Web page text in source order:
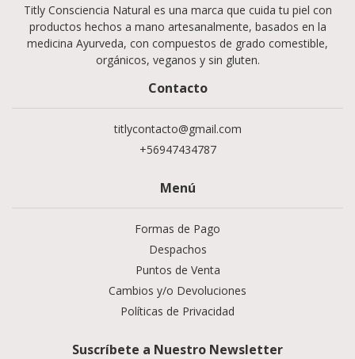
Titly Consciencia Natural es una marca que cuida tu piel con
productos hechos a mano artesanalmente, basados en la
medicina Ayurveda, con compuestos de grado comestible,
orgánicos, veganos y sin gluten.
Contacto
titlycontacto@gmail.com
+56947434787
Menú
Formas de Pago
Despachos
Puntos de Venta
Cambios y/o Devoluciones
Políticas de Privacidad
Suscríbete a Nuestro Newsletter